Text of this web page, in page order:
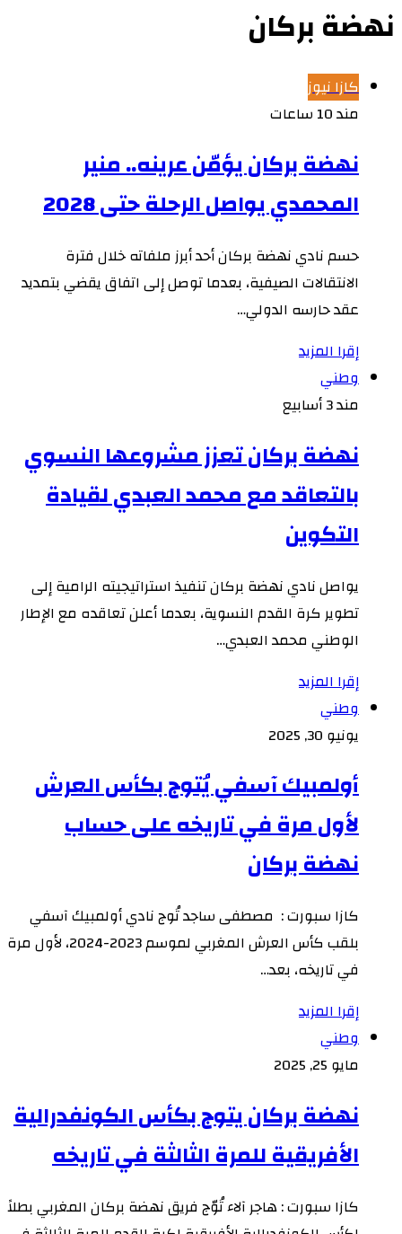
نهضة بركان
كازا نيوز
مند 10 ساعات
نهضة بركان يؤمّن عرينه.. منير
المحمدي يواصل الرحلة حتى 2028
حسم نادي نهضة بركان أحد أبرز ملفاته خلال فترة
الانتقالات الصيفية، بعدما توصل إلى اتفاق يقضي بتمديد
عقد حارسه الدولي…
إقرا المزيد
وطني
مند 3 أسابيع
نهضة بركان تعزز مشروعها النسوي
بالتعاقد مع محمد العبدي لقيادة
التكوين
يواصل نادي نهضة بركان تنفيذ استراتيجيته الرامية إلى
تطوير كرة القدم النسوية، بعدما أعلن تعاقده مع الإطار
الوطني محمد العبدي…
إقرا المزيد
وطني
يونيو 30, 2025
أولمبيك آسفي يُتوج بكأس العرش
لأول مرة في تاريخه على حساب
نهضة بركان
كازا سبورت : مصطفى ساجد تُوج نادي أولمبيك آسفي
بلقب كأس العرش المغربي لموسم 2023-2024، لأول مرة
في تاريخه، بعد…
إقرا المزيد
وطني
مايو 25, 2025
نهضة بركان يتوج بكأس الكونفدرالية
الأفريقية للمرة الثالثة في تاريخه
كازا سبورت : هاجر آلاء تُوّج فريق نهضة بركان المغربي بطلاً